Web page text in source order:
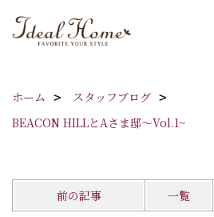
ホーム
スタッフブログ
BEACON HILLとAさま邸～Vol.1~
前の記事 一覧